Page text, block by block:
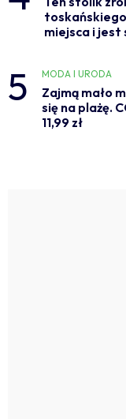
miejsca i jest
5 MODA I URODA
Zajmą mało
się na plażę.
11,99 zł